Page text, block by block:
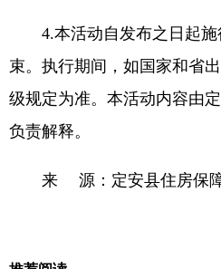
4.本活动自发布之日起施
束。执行期间，如国家和省
级规定为准。本活动内容由
负责解释。
来 源：定安县住房保障